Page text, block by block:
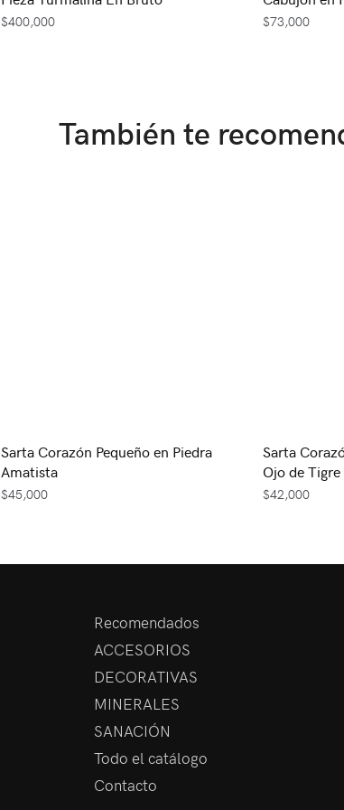
$400,000 $73,000
También te
Sarta Corazón Pequeño en Piedra
Amatista
$45,000
Sarta
Ojo de Tigre
$42,000
Recomendados
ACCESORIOS
DECORATIVAS
MINERALES
SANACIÓN
Todo el catálogo
Contacto